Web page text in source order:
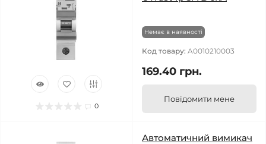
0
Немає в наявності
Код товару: A0010210003
169.40 грн.
Повідомити мене
Автоматичний вимикач